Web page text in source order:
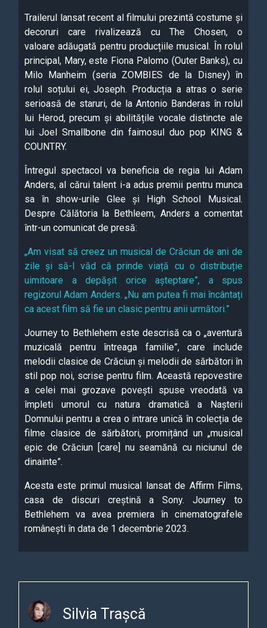
Trailerul lansat recent al filmului prezintă costume și
decoruri care rivalizează cu The Chosen, o
valoare adăugată pentru producțiile musical. În rolul
principal, Mary, este Fiona Palomo (Outer Banks), cu
Milo Manheim (seria ZOMBIES de la Disney) în
rolul soțului ei, Joseph. Producția a atras o serie
serioasă de staruri, de la Antonio Banderas în rolul
lui Herod, precum și abilitățile vocale distincte ale
lui Joel Smallbone din faimosul duo pop KING &
COUNTRY.
Întregul spectacol va beneficia de regia lui Adam
Anders, al cărui talent i-a adus premii pentru munca
sa în show-urile Glee și High School Musical.
Despre Călătoria la Bethleem, Anders a comentat
într-un comunicat de presă:
„Am visat să creez un musical de Crăciun de ani de
zile și să-l văd că prinde viață cu o distribuție
uimitoare a depășit orice așteptare”, a spus
regizorul Adam Anders. „Nu am putea fi mai încântați
ca acest film să fie un clasic pentru anii următori.”
Journey to Bethlehem este descrisă ca o „aventură
muzicală pentru întreaga familie”, care include
melodii clasice de Crăciun și melodii de sărbători în
stil pop noi, scrise pentru film. Această repovestire
a celei mai grozave povești spuse vreodată va
împleti umorul cu natura dramatică a Nașterii
Domnului pentru a crea o intrare unică în colecția de
filme clasice de sărbători, promițând un „musical
epic de Crăciun [care] nu seamănă cu niciunul de
dinainte”.
Acesta este primul musical lansat de Affirm Films,
casa de discuri creștină a Sony. Journey to
Bethlehem va avea premiera în cinematografele
românești în data de 1 decembrie 2023.
Silvia Trașcă